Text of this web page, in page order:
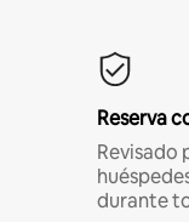
Reserva
Revisado
durante